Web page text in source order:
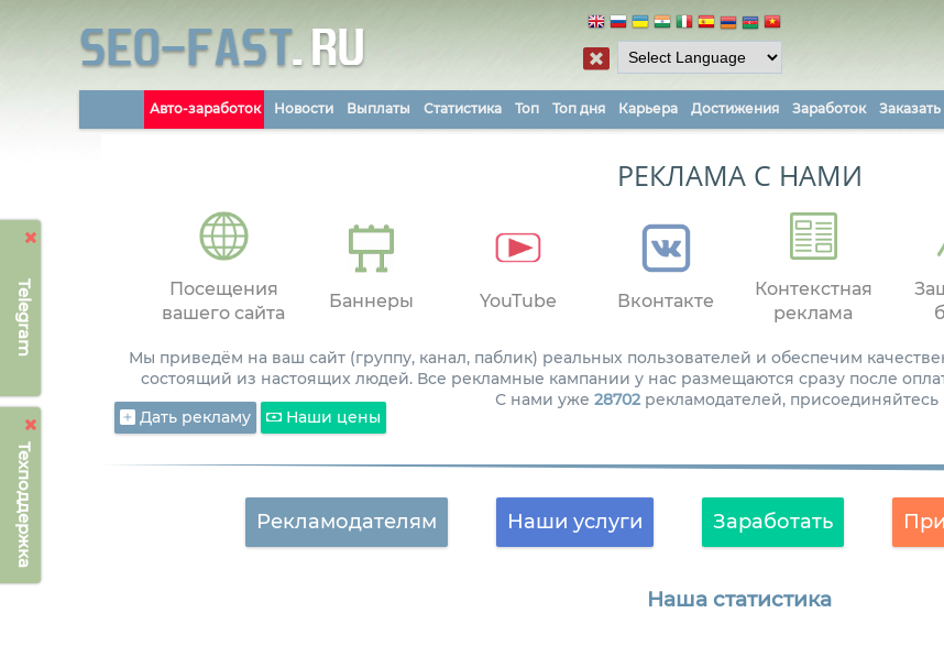
Telegram
Техподдержка
Авто-заработок Новости Выплаты Статистика Топ Топ дня Карьера Достижения Заработок
РЕКЛАМА С НАМИ
Посещения
вашего сайта
Баннеры YouTube Вконтакте
Контекстная
реклама
Мы приведём на ваш сайт (группу, канал, паблик) реальных пользователей и обеспечим
состоящий из настоящих людей. Все рекламные кампании у нас размещаются сразу после
С нами уже 28702рекламодателей, присоединяйтесь
Дать рекламу
Наши цены
Рекламодателям Наши услуги Заработать
Наша статистика